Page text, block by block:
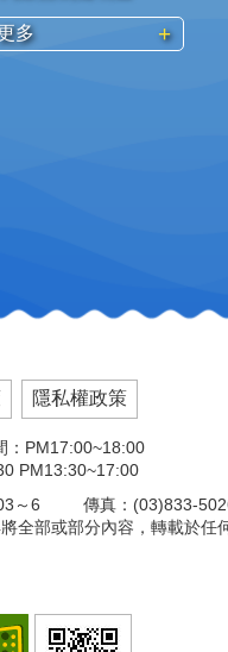
多
隱私權政策
PM17:00~18:00
PM13:30~17:00
～6 傳真：(03)833-
全部或部分內容，轉載於任